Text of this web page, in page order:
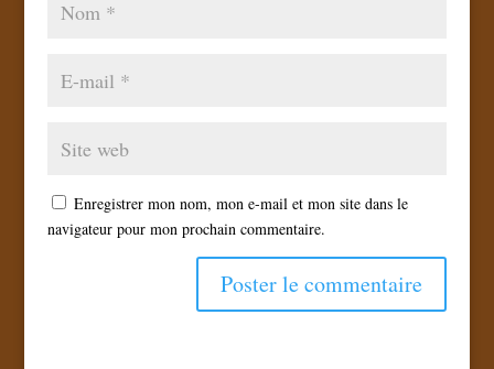
Enregistrer mon nom, mon e-mail et mon site dans le
navigateur pour mon prochain commentaire.